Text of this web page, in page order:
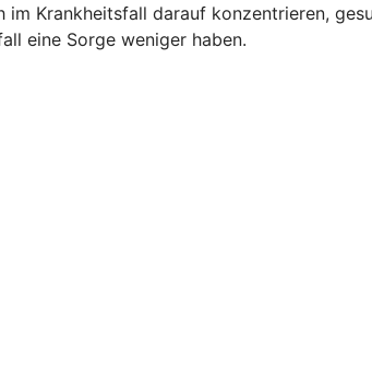
Krankheitsfall darauf konzentrieren,
eine Sorge weniger haben.